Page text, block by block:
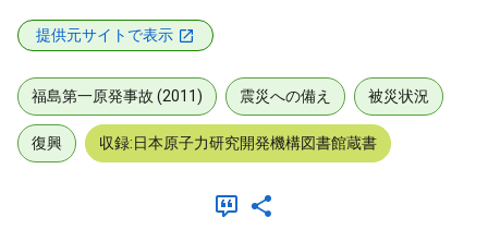
提供元サイトで表示
福島第一原発事故 (2011) 震災への備え 被災状況
復興 収録:日本原子力研究開発機構図書館蔵書